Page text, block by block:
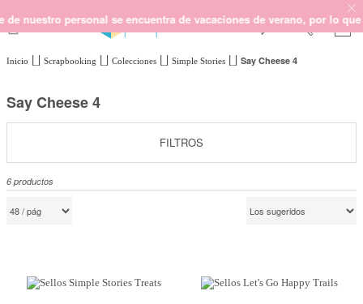
nuestro personal se encuentra de vacaciones de verano, por lo
Próximamente
SCRAPBOOKING
MIXED MEDIA
PAPELERÍA Y FIESTAS
REGALOS
PLANNERS
Inicio Scrapbooking Colecciones Simple Stories Say Cheese 4
Say Cheese 4
6 productos
FILTROS